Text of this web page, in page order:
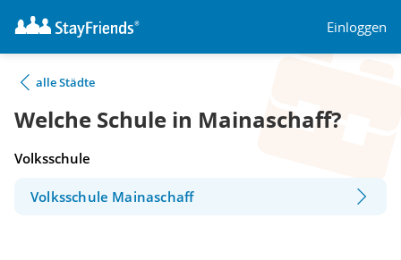
Einloggen
alle Städte
Welche Schule in Mainaschaff?
Volksschule
Volksschule Mainaschaff